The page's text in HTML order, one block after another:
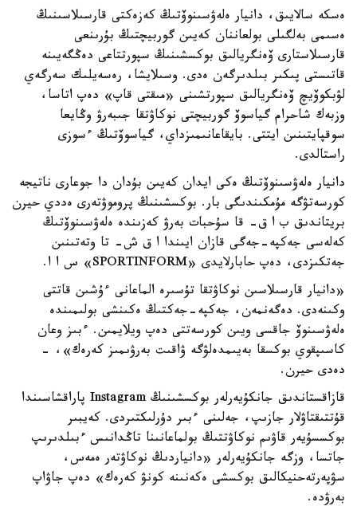
ەسكە سالايىق، دانيار ەلەۋسىنوۆتىڭ كەزەكتى قارسىلاسىنىڭ
ەسىمى بەلگىلى بولعاننان كەيىن گوربيچتىڭ بۇرىنعى
قارسىلاستارى ۆەنگريالىق بوكسشىنىڭ سپورتتاعى دەڭگەيىنە
قاتىستى پىكىر بىلدىرگەن ەدى. وسىلايشا، رەسەيلىك سەرگەي
لۋبكوۆيچ ۆەنگريالىق سپورتشىنى «مىقتى قاپ» دەپ اتاسا،
وزبەك شاحرام گياسوۆ گوربيچتى نوكاۋتقا جىبەرۋ وڭايعا
سوقپايتىنىن ايتتى. بايقاعانىمىزداي، گياسوۆتىڭ ءسوزى
راستالدى.
دانيار ەلەۋسىنوۆتىڭ ەكى ايدان كەيىن بۇدان دا جوعارى ناتيجە
كورسەتۋگە مۇمكىندىگى بار. بوكسشىنىڭ پروموۋتەرى ەددي حيرن
بريتاندىق ب ا ق- قا سۇحبات بەرۋ كەزىندە ەلەۋسىنوۆتىڭ
كەلەسى جەكپە-جەگى قازان ايىندا ا ق ش- تا وتەتىنىن
جەتكىزدى، دەپ حابارلايدى «SPORTINFORM» س ا ا.
«دانيار قارسىلاسىن نوكاۋتقا تۇسىرە الماعانى ءۇشىن قاتتى
وكىنەدى. دەگەنمەن، جەكپە-جەكتىڭ ەكىنشى بولىمىندە
ەلەۋسىنوۆ جاقسى ويىن كورسەتتى دەپ ويلايمىن. ءبىز وعان
كاسىپقوي بوكسقا بەيىمدەلۋگە ۋاقىت بەرۋىمىز كەرەك»، -
دەدى حيرن.
قازاقستاندىق جانكۇيەرلەر بوكسشىنىڭ Instagram پاراقشاسىندا
قۇتتىقتاۋلار جازىپ، جەلىنى ءبىر دۇرلىكتىردى. كەيبىر
بوكسسۇيەر قاۋىم نوكاۋتتىڭ بولماعانىنا تاڭدانىس ءبىلدىرىپ
جاتسا، وزگە جانكۇيەرلەر «دانياردىڭ نوكاۋتەر ەمەس،
سۋپەرتەحنيكالىق بوكسشى ەكەنىنە كونۋ كەرەك» دەپ جاۋاپ
بەرۋدە.